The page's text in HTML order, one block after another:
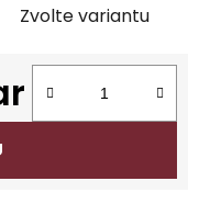
Zvolte variantu